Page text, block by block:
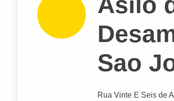
Sao
Rua Vinte E Seis de